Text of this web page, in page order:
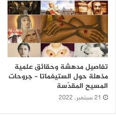
تفاصيل مدهشة وحقائق علمية
مذهلة حول الستيغماتا – جروحات
المسيح المقدّسة
21 سبتمبر، 2022